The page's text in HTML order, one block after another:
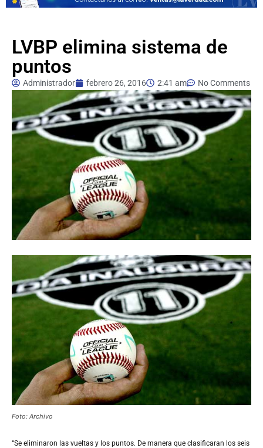
LVBP elimina sistema de
puntos
Administrador febrero 26, 2016 2:41 am No Comments
Foto: Archivo
“Se eliminaron las vueltas y los puntos. De manera que clasificaran los seis